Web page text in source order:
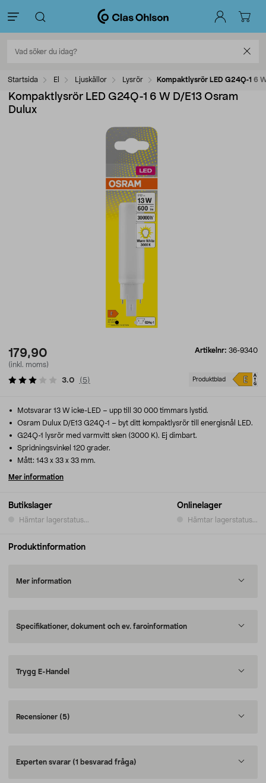
Startsida El Ljuskällor Lysrör Kompaktlysrör LED G24Q-1 6
Kompaktlysrör LED G24Q-1 6 W D/E13 Osram
Dulux
179,90
(inkl. moms)
Artikelnr: 36-9340
Produktblad
3.0 ( 5)
Butikslager
Hämtar lagerstatus...
Onlinelager
Hämtar lagerstatus...
Motsvarar 13 W icke-LED – upp till 30 000 timmars lystid.
Osram Dulux D/E13 G24Q-1 – byt ditt kompaktlysrör till energisnål LED.
G24Q-1 lysrör med varmvitt sken (3000 K). Ej dimbart.
Spridningsvinkel 120 grader.
Mått: 143 x 33 x 33 mm.
Mer information
Produktinformation
Mer information
Specifikationer, dokument och ev. faroinformation
Trygg E-Handel
Recensioner (5)
Experten svarar (1 besvarad fråga)